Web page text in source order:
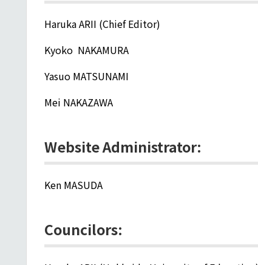
Haruka ARII (Chief Editor)
Kyoko NAKAMURA
Yasuo MATSUNAMI
Mei NAKAZAWA
Website Administrator:
Ken MASUDA
Councilors: